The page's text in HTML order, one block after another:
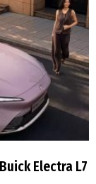
Electra L7